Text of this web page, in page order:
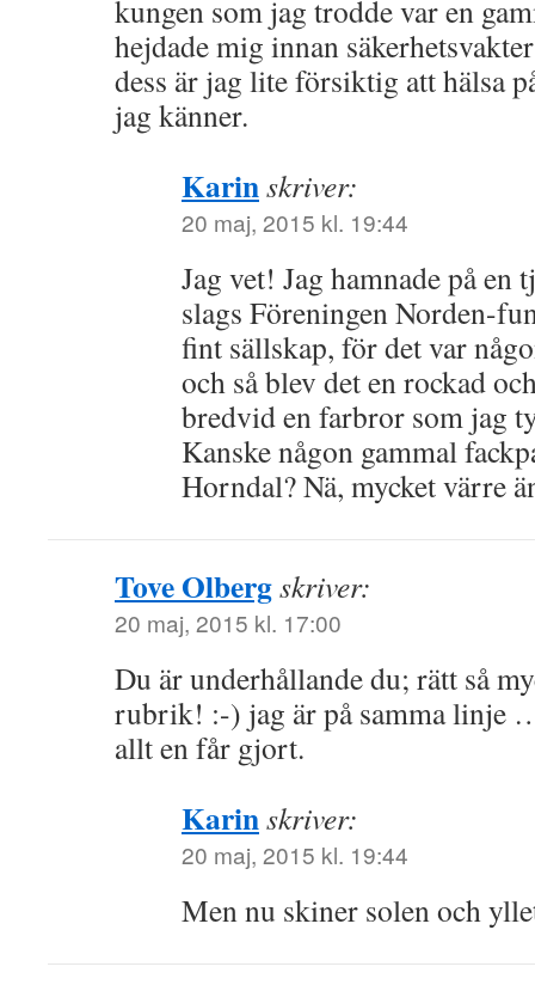
kungen som jag trodde var en
hejdade mig innan
dess är jag lite försiktig att hälsa
jag känner.
Karinskriver:
20 maj, 2015 kl. 19:44
Jag vet! Jag hamnade på
slags Föreningen Norden-
fint sällskap, för det var
och så blev det en rockad
bredvid en farbror som jag
Kanske någon gammal
Horndal? Nä, mycket värre
Tove Olbergskriver:
20 maj, 2015 kl. 17:00
Du är underhållande du; rätt så
rubrik! :-) jag är på samma linje
allt en får gjort.
Karinskriver:
20 maj, 2015 kl. 19:44
Men nu skiner solen och